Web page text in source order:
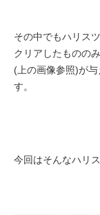
その中でもハリス
クリアしたものの
(上の画像参照)が
す。
今回はそんなハリ